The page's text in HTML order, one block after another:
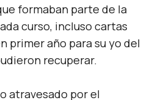
formaban parte de la
curso, incluso cartas
primer año para su yo del
recuperar.
atravesado por el